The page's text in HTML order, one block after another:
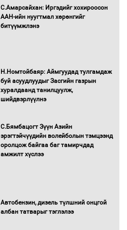
С.Амарсайхан: Иргэдийг хохироосон
ААН-ийн нуугтмал хөрөнгийг
битүүмжлэнэ
Н.Номтойбаяр: Аймгуудад тулгамдаж
буй асуудлуудыг Засгийн газрын
хуралдаанд танилцуулж,
шийдвэрлүүлнэ
С.Бямбацогт Зүүн Азийн
эрэгтэйчүүдийн волейболын тэмцээнд
оролцож байгаа баг тамирчдад
амжилт хүслээ
Автобензин, дизель түлшний онцгой
албан татварыг тэглэлээ